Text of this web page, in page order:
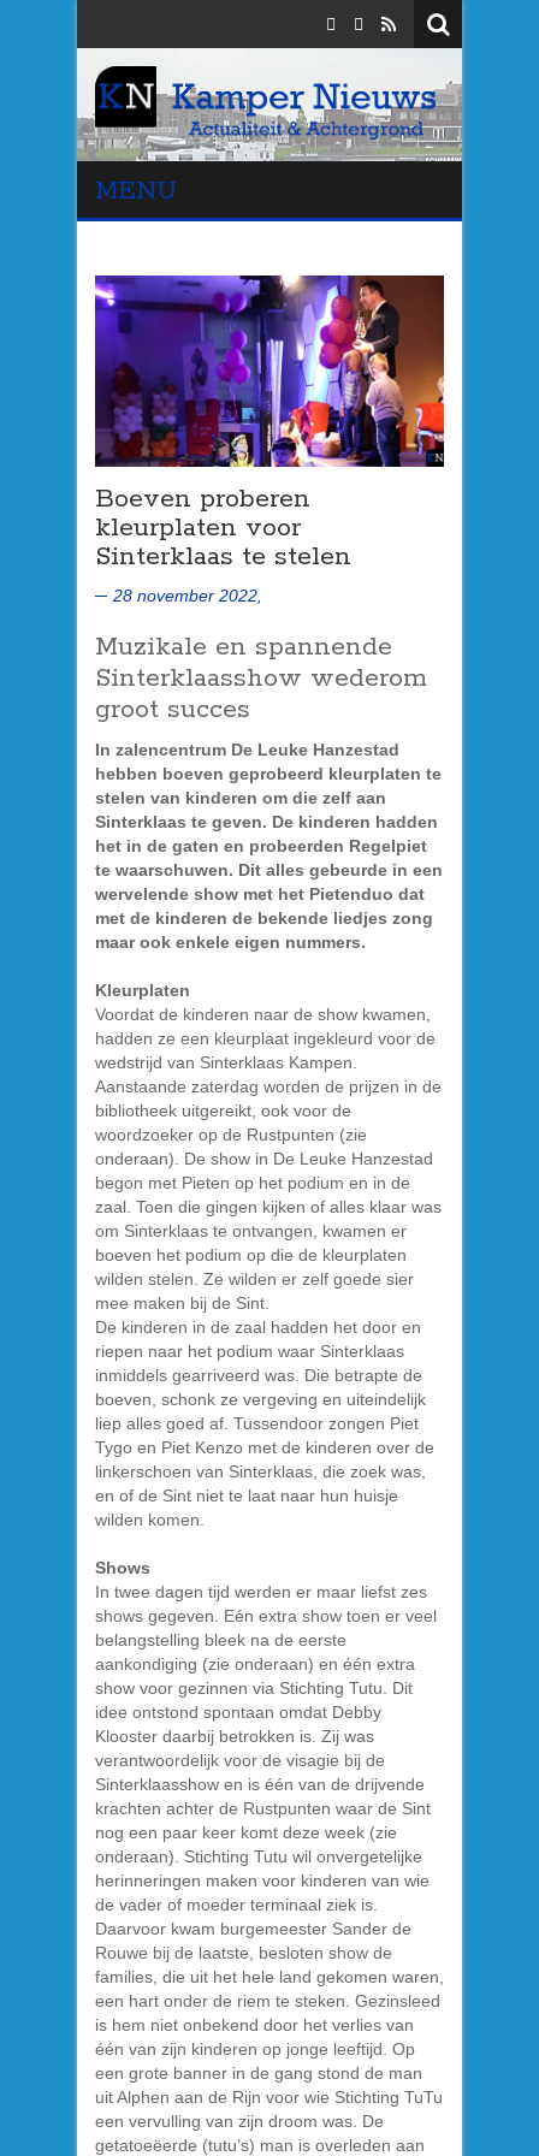
MENU
Boeven proberen
kleurplaten voor
Sinterklaas te stelen
28 november 2022,
Muzikale en spannende
Sinterklaasshow wederom
groot succes
In zalencentrum De Leuke Hanzestad
hebben boeven geprobeerd kleurplaten te
stelen van kinderen om die zelf aan
Sinterklaas te geven. De kinderen hadden
het in de gaten en probeerden Regelpiet
te waarschuwen. Dit alles gebeurde in een
wervelende show met het Pietenduo dat
met de kinderen de bekende liedjes zong
maar ook enkele eigen nummers.
Kleurplaten
Voordat de kinderen naar de show kwamen,
hadden ze een kleurplaat ingekleurd voor de
wedstrijd van Sinterklaas Kampen.
Aanstaande zaterdag worden de prijzen in de
bibliotheek uitgereikt, ook voor de
woordzoeker op de Rustpunten (zie
onderaan). De show in De Leuke Hanzestad
begon met Pieten op het podium en in de
zaal. Toen die gingen kijken of alles klaar was
om Sinterklaas te ontvangen, kwamen er
boeven het podium op die de kleurplaten
wilden stelen. Ze wilden er zelf goede sier
mee maken bij de Sint.
De kinderen in de zaal hadden het door en
riepen naar het podium waar Sinterklaas
inmiddels gearriveerd was. Die betrapte de
boeven, schonk ze vergeving en uiteindelijk
liep alles goed af. Tussendoor zongen Piet
Tygo en Piet Kenzo met de kinderen over de
linkerschoen van Sinterklaas, die zoek was,
en of de Sint niet te laat naar hun huisje
wilden komen.
Shows
In twee dagen tijd werden er maar liefst zes
shows gegeven. Eén extra show toen er veel
belangstelling bleek na de eerste
aankondiging (zie onderaan) en één extra
show voor gezinnen via Stichting Tutu. Dit
idee ontstond spontaan omdat Debby
Klooster daarbij betrokken is. Zij was
verantwoordelijk voor de visagie bij de
Sinterklaasshow en is één van de drijvende
krachten achter de Rustpunten waar de Sint
nog een paar keer komt deze week (zie
onderaan). Stichting Tutu wil onvergetelijke
herinneringen maken voor kinderen van wie
de vader of moeder terminaal ziek is.
Daarvoor kwam burgemeester Sander de
Rouwe bij de laatste, besloten show de
families, die uit het hele land gekomen waren,
een hart onder de riem te steken. Gezinsleed
is hem niet onbekend door het verlies van
één van zijn kinderen op jonge leeftijd. Op
een grote banner in de gang stond de man
uit Alphen aan de Rijn voor wie Stichting TuTu
een vervulling van zijn droom was. De
getatoeëerde (tutu’s) man is overleden aan